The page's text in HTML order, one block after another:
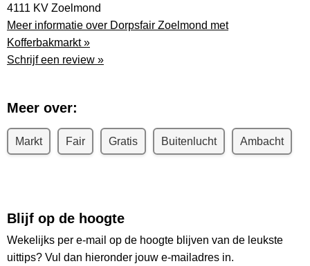
4111 KV Zoelmond
Meer informatie over Dorpsfair Zoelmond met
Kofferbakmarkt »
Schrijf een review »
Meer over:
Markt Fair Gratis Buitenlucht Ambacht
Blijf op de hoogte
Wekelijks per e-mail op de hoogte blijven van de leukste
uittips? Vul dan hieronder jouw e-mailadres in.